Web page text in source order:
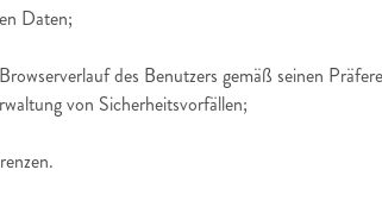
Daten;
des Benutzers gemäß seinen
von Sicherheitsvorfällen;